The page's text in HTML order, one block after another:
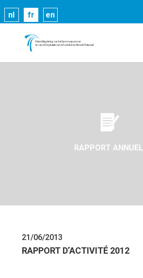
nl fr en
RAPPORT ANNUEL
21/06/2013
RAPPORT D’ACTIVITÉ 2012
Les cookies nous permettent de vous
services plus facilement. En utilisant
vous nous donnez expressément
exploiter ces cookies.